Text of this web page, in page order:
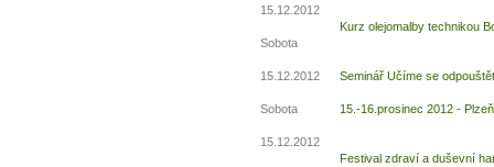
15.12.2012
Sobota
Kurz olejomalby technikou
15.12.2012
Sobota
Seminář Učíme se
15.-16.prosinec 2012 - Plzeň
15.12.2012
Festival zdraví a duševní